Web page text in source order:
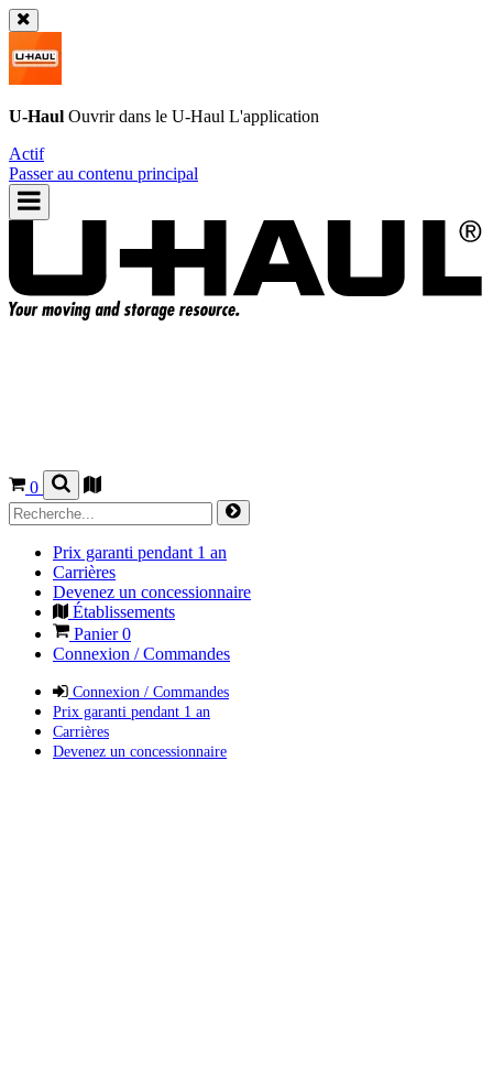
U-Haul Ouvrir dans le U-Haul L'application
Actif
Passer au contenu principal
0
Prix garanti pendant 1 an
Carrières
Devenez un concessionnaire
Établissements
Panier0
Connexion / Commandes
Connexion / Commandes
Prix garanti pendant 1 an
Carrières
Devenez un concessionnaire